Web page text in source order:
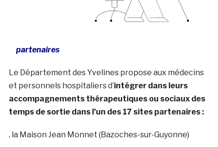
partenaires
Le Département des Yvelines propose aux médecins
et personnels hospitaliers d’intégrer dans leurs
accompagnements thérapeutiques ou sociaux des
temps de sortie dans l’un des 17 sites partenaires :
. la Maison Jean Monnet (Bazoches-sur-Guyonne)